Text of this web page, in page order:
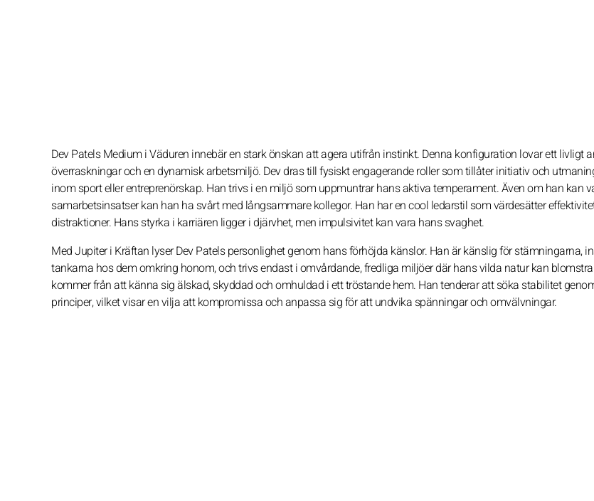
Dev Patels Medium i Väduren innebär en stark önskan att agera utifrån instinkt. Denna konfiguration lovar ett livligt
överraskningar och en dynamisk arbetsmiljö. Dev dras till fysiskt engagerande roller som tillåter initiativ och
inom sport eller entreprenörskap. Han trivs i en miljö som uppmuntrar hans aktiva temperament. Även om han kan
samarbetsinsatser kan han ha svårt med långsammare kollegor. Han har en cool ledarstil som värdesätter
distraktioner. Hans styrka i karriären ligger i djärvhet, men impulsivitet kan vara hans svaghet.
Med Jupiter i Kräftan lyser Dev Patels personlighet genom hans förhöjda känslor. Han är känslig för stämningarna,
tankarna hos dem omkring honom, och trivs endast i omvårdande, fredliga miljöer där hans vilda natur kan
kommer från att känna sig älskad, skyddad och omhuldad i ett tröstande hem. Han tenderar att söka stabilitet
principer, vilket visar en vilja att kompromissa och anpassa sig för att undvika spänningar och omvälvningar.